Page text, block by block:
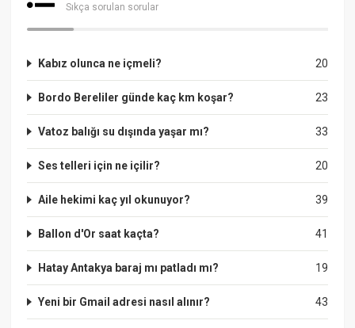
Sıkça sorulan sorular
20
Kabız olunca ne içmeli?
23
Bordo Bereliler günde kaç km koşar?
33
Vatoz balığı su dışında yaşar mı?
20
Ses telleri için ne içilir?
39
Aile hekimi kaç yıl okunuyor?
41
Ballon d'Or saat kaçta?
19
Hatay Antakya baraj mı patladı mı?
43
Yeni bir Gmail adresi nasıl alınır?